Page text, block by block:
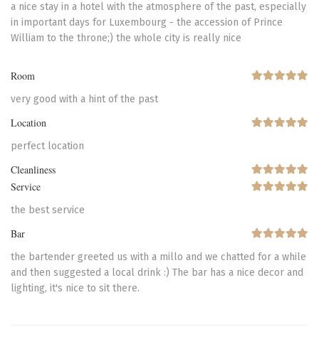
a nice stay in a hotel with the atmosphere of the past, especially
in important days for Luxembourg - the accession of Prince
William to the throne;) the whole city is really nice
Room
very good with a hint of the past
Location
perfect location
Cleanliness
Service
the best service
Bar
the bartender greeted us with a millo and we chatted for a while
and then suggested a local drink :) The bar has a nice decor and
lighting, it's nice to sit there.